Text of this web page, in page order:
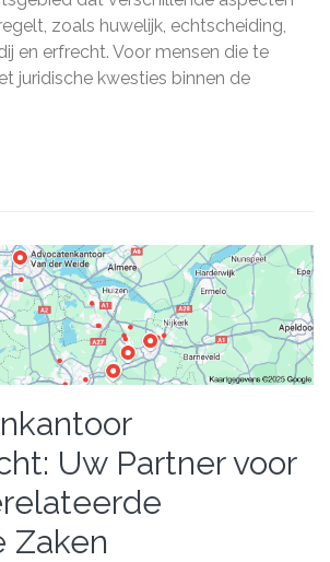
in
Marokkaans
Familierecht
zoals huwelijk, echtscheiding,
en erfrecht. Voor mensen die te
juridische kwesties binnen de
Uw Partner voor
Zaken